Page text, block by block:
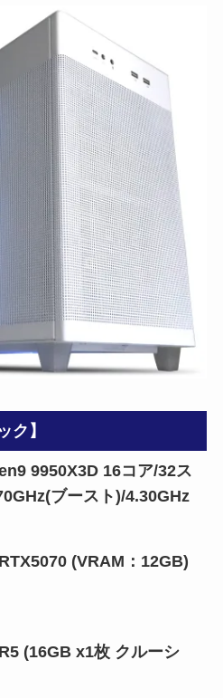
ク】
9950X3D 16コア/32ス
ブースト)/4.30GHz
(VRAM：12GB)
(16GB x1枚 クルーシ